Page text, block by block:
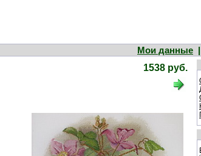
Мои данные |
1538 руб.